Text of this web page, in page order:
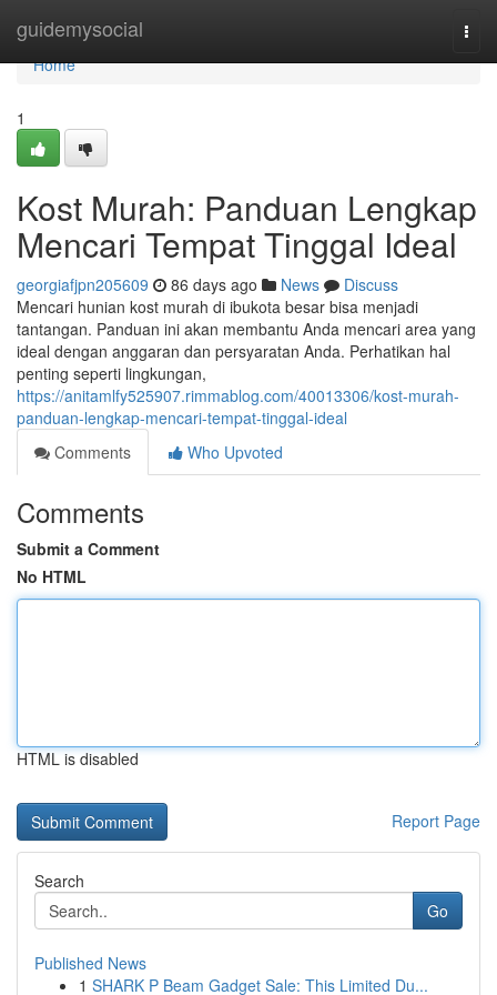
guidemysocial
Home
Home
1
Kost Murah: Panduan Lengkap
Mencari Tempat Tinggal Ideal
georgiafjpn205609 86 days ago News
Discuss
Mencari hunian kost murah di ibukota besar bisa menjadi
tantangan. Panduan ini akan membantu Anda mencari area yang
ideal dengan anggaran dan persyaratan Anda. Perhatikan hal
penting seperti lingkungan,
https://anitamlfy525907.rimmablog.com/40013306/kost-murah-
panduan-lengkap-mencari-tempat-tinggal-ideal
Comments
Who Upvoted
Comments
Submit a Comment
No HTML
HTML is disabled
Report Page
Search
Go
Published News
1 SHARK P Beam Gadget Sale: This Limited Du...